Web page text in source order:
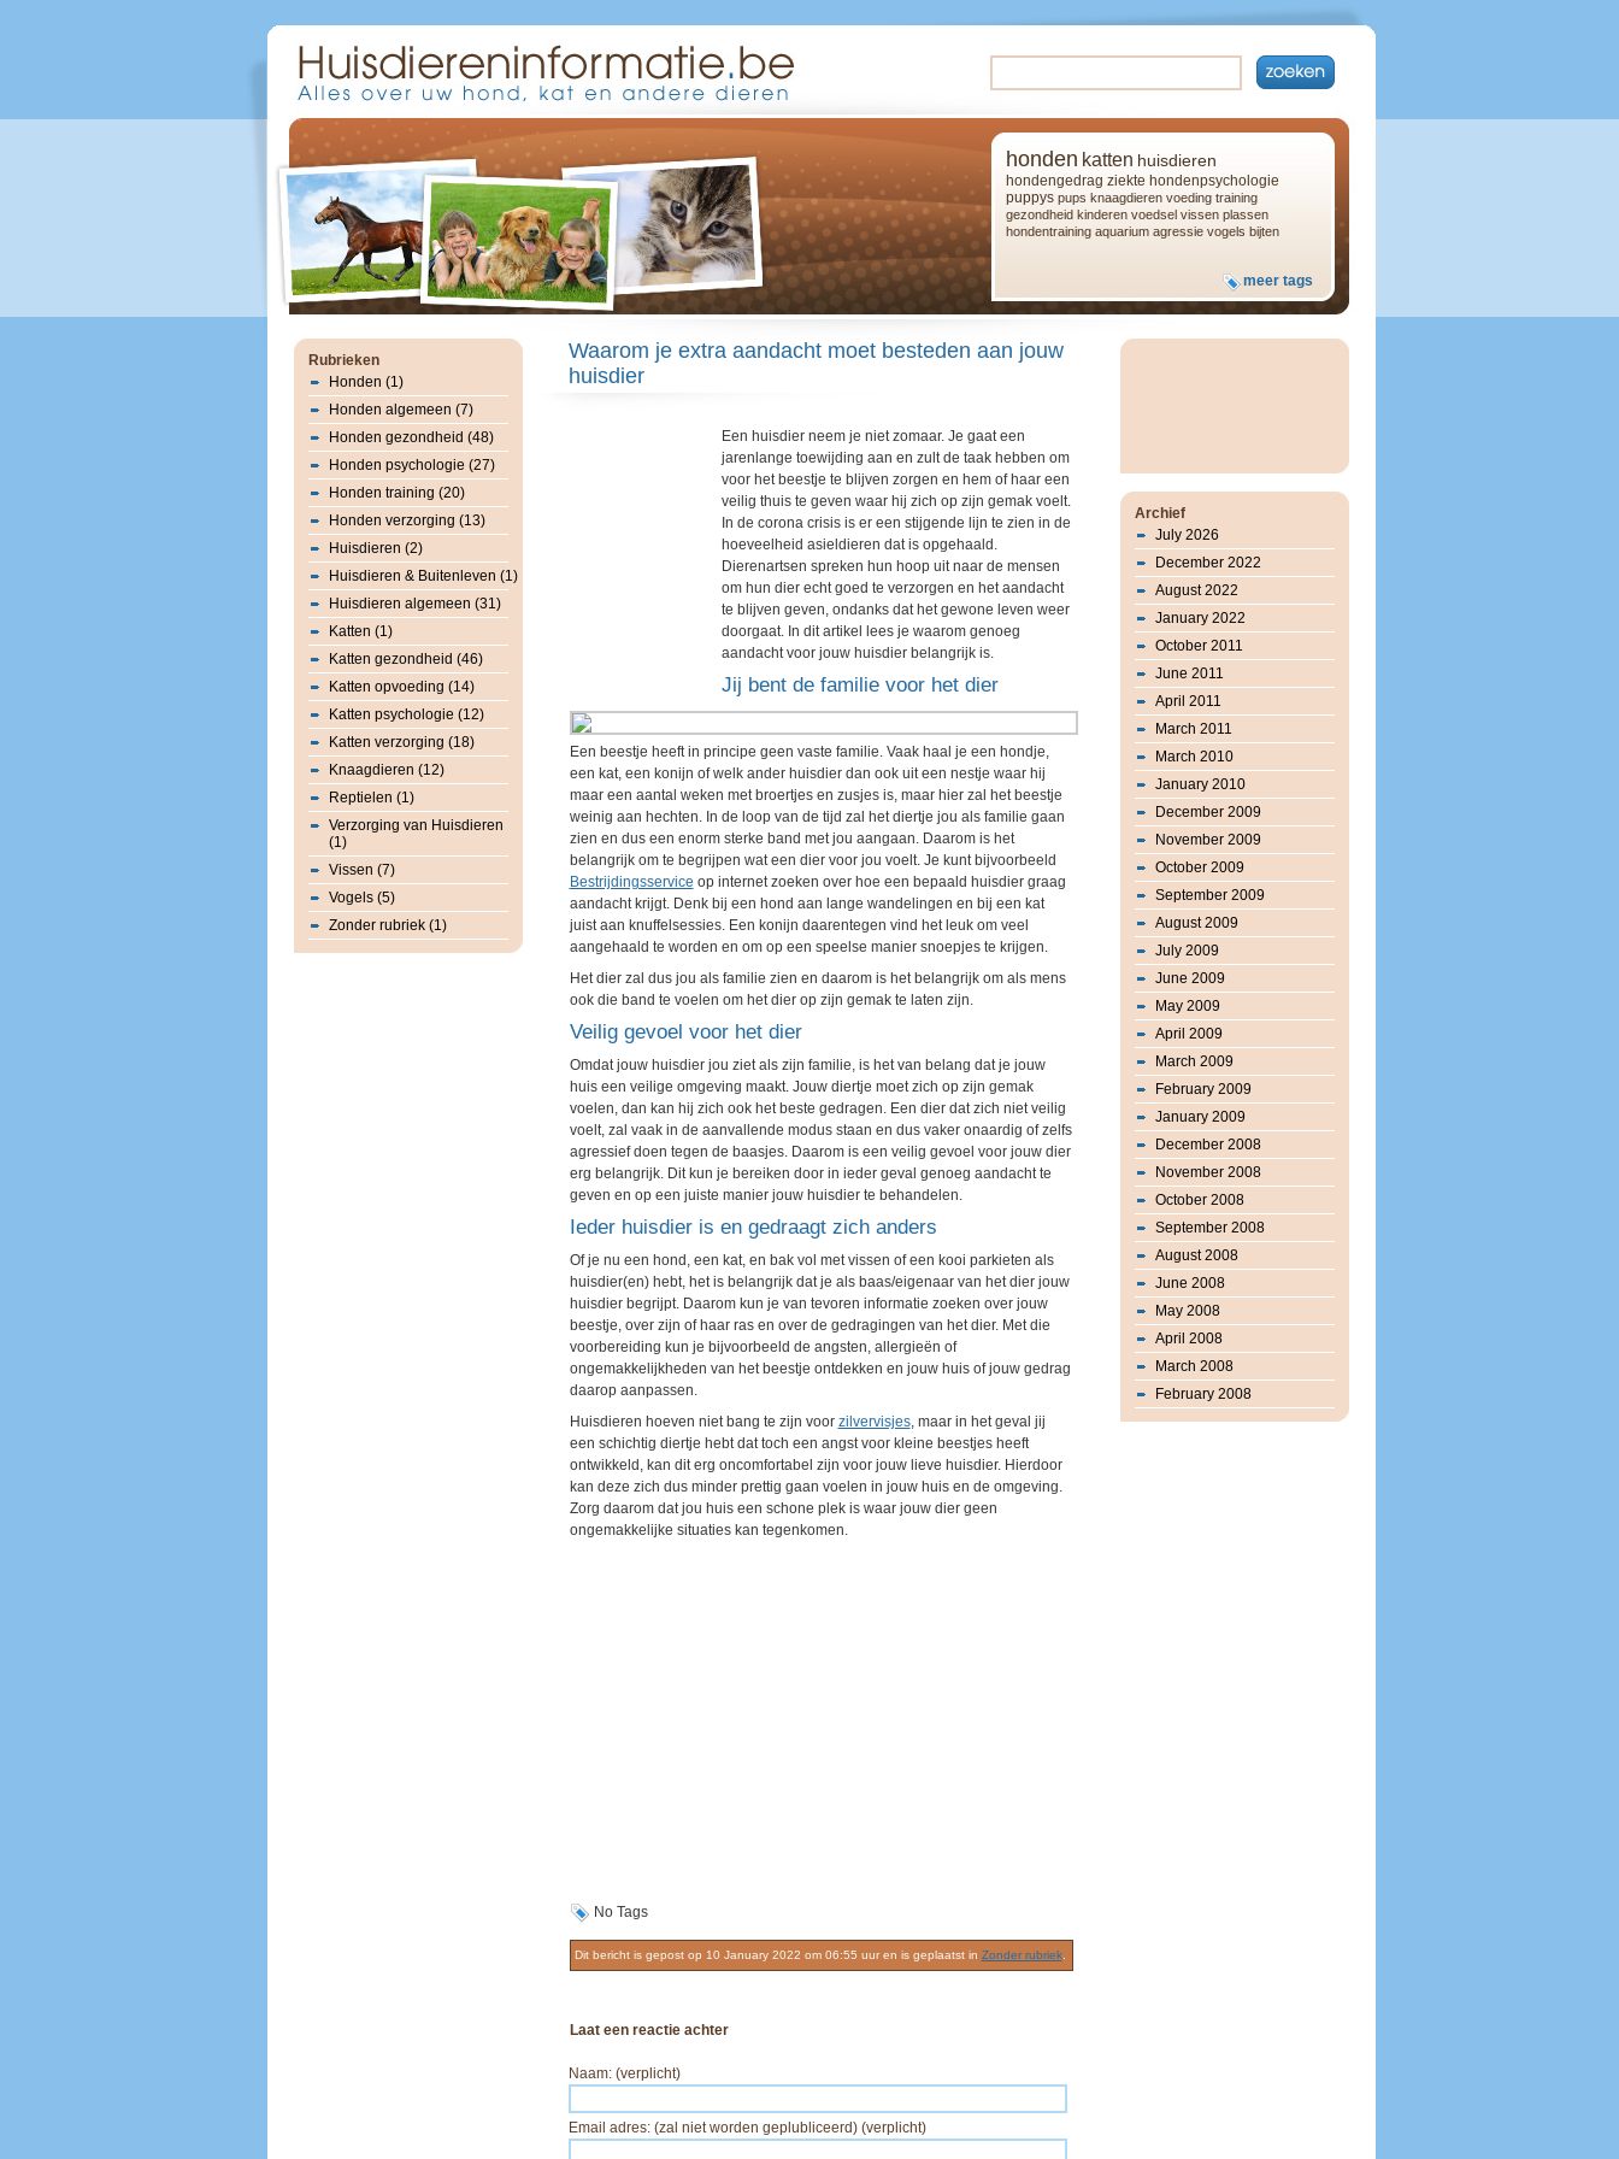
honden katten huisdieren
hondengedrag ziekte hondenpsychologie
puppys pups knaagdieren voeding training
gezondheid kinderen voedsel vissen plassen
hondentraining aquarium agressie vogels bijten
meer tags
Rubrieken
Honden (1)
Honden algemeen (7)
Honden gezondheid (48)
Honden psychologie (27)
Honden training (20)
Honden verzorging (13)
Huisdieren (2)
Huisdieren & Buitenleven (1)
Huisdieren algemeen (31)
Katten (1)
Katten gezondheid (46)
Katten opvoeding (14)
Katten psychologie (12)
Katten verzorging (18)
Knaagdieren (12)
Reptielen (1)
Verzorging van Huisdieren
(1)
Vissen (7)
Vogels (5)
Zonder rubriek (1)
Waarom je extra aandacht moet besteden aan jouw
huisdier
Een huisdier neem je niet zomaar. Je gaat een
jarenlange toewijding aan en zult de taak hebben om
voor het beestje te blijven zorgen en hem of haar een
veilig thuis te geven waar hij zich op zijn gemak voelt.
In de corona crisis is er een stijgende lijn te zien in de
hoeveelheid asieldieren dat is opgehaald.
Dierenartsen spreken hun hoop uit naar de mensen
om hun dier echt goed te verzorgen en het aandacht
te blijven geven, ondanks dat het gewone leven weer
doorgaat. In dit artikel lees je waarom genoeg
aandacht voor jouw huisdier belangrijk is.
Jij bent de familie voor het dier
Een beestje heeft in principe geen vaste familie. Vaak haal je een hondje,
een kat, een konijn of welk ander huisdier dan ook uit een nestje waar hij
maar een aantal weken met broertjes en zusjes is, maar hier zal het beestje
weinig aan hechten. In de loop van de tijd zal het diertje jou als familie gaan
zien en dus een enorm sterke band met jou aangaan. Daarom is het
belangrijk om te begrijpen wat een dier voor jou voelt. Je kunt bijvoorbeeld
Bestrijdingsservice op internet zoeken over hoe een bepaald huisdier graag
aandacht krijgt. Denk bij een hond aan lange wandelingen en bij een kat
juist aan knuffelsessies. Een konijn daarentegen vind het leuk om veel
aangehaald te worden en om op een speelse manier snoepjes te krijgen.
Het dier zal dus jou als familie zien en daarom is het belangrijk om als mens
ook die band te voelen om het dier op zijn gemak te laten zijn.
Veilig gevoel voor het dier
Omdat jouw huisdier jou ziet als zijn familie, is het van belang dat je jouw
huis een veilige omgeving maakt. Jouw diertje moet zich op zijn gemak
voelen, dan kan hij zich ook het beste gedragen. Een dier dat zich niet veilig
voelt, zal vaak in de aanvallende modus staan en dus vaker onaardig of zelfs
agressief doen tegen de baasjes. Daarom is een veilig gevoel voor jouw dier
erg belangrijk. Dit kun je bereiken door in ieder geval genoeg aandacht te
geven en op een juiste manier jouw huisdier te behandelen.
Ieder huisdier is en gedraagt zich anders
Of je nu een hond, een kat, en bak vol met vissen of een kooi parkieten als
huisdier(en) hebt, het is belangrijk dat je als baas/eigenaar van het dier jouw
huisdier begrijpt. Daarom kun je van tevoren informatie zoeken over jouw
beestje, over zijn of haar ras en over de gedragingen van het dier. Met die
voorbereiding kun je bijvoorbeeld de angsten, allergieën of
ongemakkelijkheden van het beestje ontdekken en jouw huis of jouw gedrag
daarop aanpassen.
Huisdieren hoeven niet bang te zijn voor zilvervisjes, maar in het geval jij
een schichtig diertje hebt dat toch een angst voor kleine beestjes heeft
ontwikkeld, kan dit erg oncomfortabel zijn voor jouw lieve huisdier. Hierdoor
kan deze zich dus minder prettig gaan voelen in jouw huis en de omgeving.
Zorg daarom dat jou huis een schone plek is waar jouw dier geen
ongemakkelijke situaties kan tegenkomen.
No Tags
Dit bericht is gepost op 10 January 2022 om 06:55 uur en is geplaatst in Zonder rubriek.
Laat een reactie achter
Naam: (verplicht)
Email adres: (zal niet worden geplubliceerd) (verplicht)
Archief
July 2026
December 2022
August 2022
January 2022
October 2011
June 2011
April 2011
March 2011
March 2010
January 2010
December 2009
November 2009
October 2009
September 2009
August 2009
July 2009
June 2009
May 2009
April 2009
March 2009
February 2009
January 2009
December 2008
November 2008
October 2008
September 2008
August 2008
June 2008
May 2008
April 2008
March 2008
February 2008